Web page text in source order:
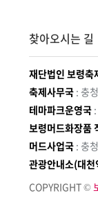
찾아오시는 길
재단법인 보령축
축제사무국 : 충
테마파크운영국
보령머드화장품
머드사업국 : 충
관광안내소(대천
COPYRIGHT ©